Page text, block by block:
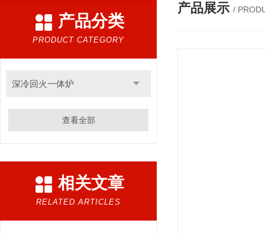
产品分类
PRODUCT CATEGORY
深冷回火一体炉
查看全部
相关文章
RELATED ARTICLES
产品展示 /